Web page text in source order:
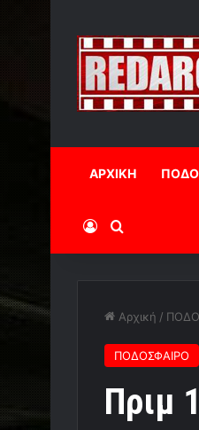
ΑΡΧΙΚΗ
Log InΑναζήτηση
Αρχική /
ΠΟΔΟΣΦΑΙΡΟ
Πριμ